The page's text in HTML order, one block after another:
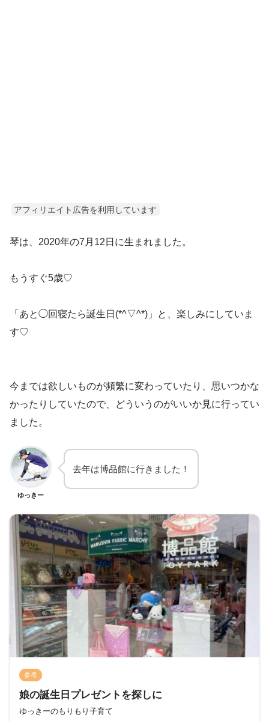
アフィリエイト広告を利用しています
琴は、2020年の7月12日に生まれました。
もうすぐ5歳♡
「あと◯回寝たら誕生日(*^▽^*)」と、楽しみにしていま
す♡
今までは欲しいものが頻繁に変わっていたり、思いつかな
かったりしていたので、どういうのがいいか見に行ってい
ました。
ゆっきー
去年は博品館に行きました！
参考
娘の誕生日プレゼントを探しに
ゆっきーのもりもり子育て